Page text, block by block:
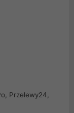
Przelewy24,